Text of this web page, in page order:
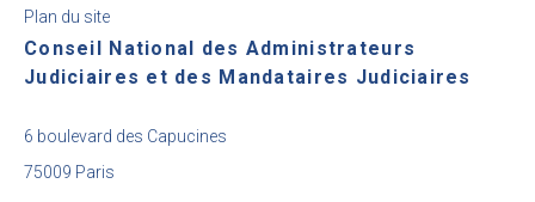
Plan du site
Conseil National des Administrateurs
Judiciaires et des Mandataires Judiciaires
6 boulevard des Capucines
75009 Paris